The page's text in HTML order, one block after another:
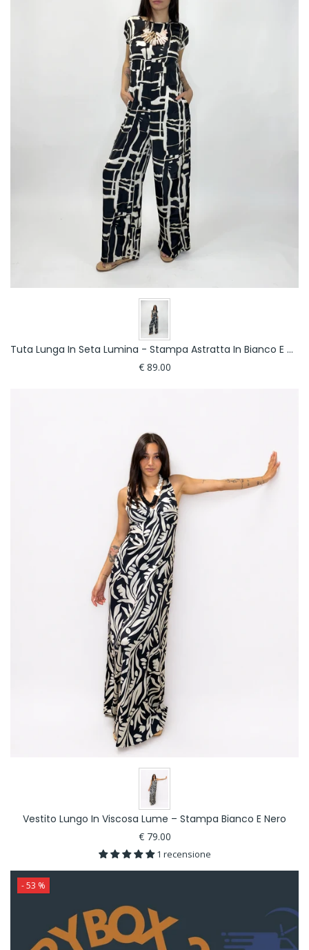
Tuta Lunga In Seta Lumina - Stampa Astratta In Bianco E Nero
€ 89.00
Vestito Lungo In Viscosa Lume – Stampa Bianco E Nero
€ 79.00
1 recensione
- 53 %